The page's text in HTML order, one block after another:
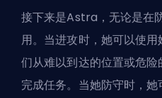
接下来是Astra，无论是在
用。当进攻时，她可以使
们从难以到达的位置或危
完成任务。当她防守时，